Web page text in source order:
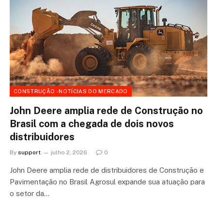
CONSTRUÇÃO - NOTÍCIAS DO MERCADO
John Deere amplia rede de Construção no
Brasil com a chegada de dois novos
distribuidores
By support julho 2, 2026 0
John Deere amplia rede de distribuidores de Construção e
Pavimentação no Brasil Agrosul expande sua atuação para
o setor da…